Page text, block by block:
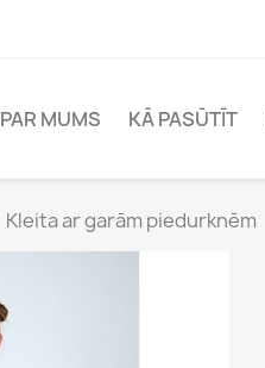
PAR MUMS KĀ PASŪTĪT
Kleita ar garām piedurknēm